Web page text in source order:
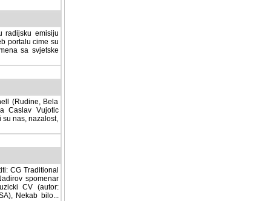
radijsku emisiju
portalu cime su
sa svjetske
(Rudine, Bela
Caslav Vujotic
su nas, nazalost,
CG Traditional
spomenar
(autor: Dragutin
bilo... (autor: